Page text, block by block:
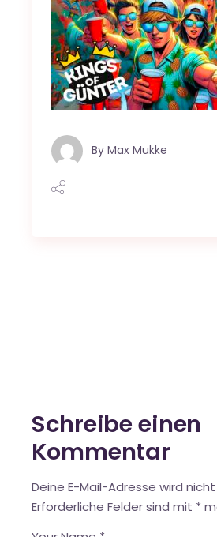
By Max Mukke
Schreibe einen
Kommentar
Deine E-Mail-Adresse wird
Erforderliche Felder sind mit *